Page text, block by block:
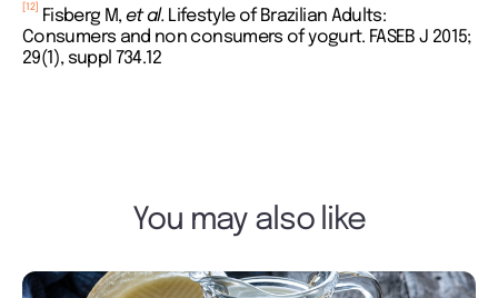
[12] Fisberg M,et al.Lifestyle of Brazilian Adults:
Consumers and non consumers of yogurt. FASEB J 2015;
29(1), suppl 734.12
You may also like